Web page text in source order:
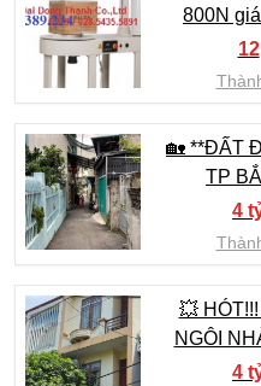
800N
12
🏡 **ĐẤT
TP
4
💥
NGÔI
GIÁ CHỈ
4